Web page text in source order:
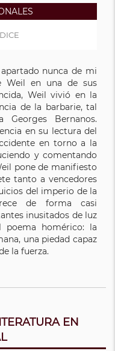
nunca de mi
Weil en una de sus
Weil vivió en la
de la barbarie, tal
Bernanos.
en su lectura del
en torno a la
y comentando
pone de manifiesto
tanto a vencedores
del imperio de la
de forma casi
inusitados de luz
poema homérico: la
una piedad capaz
la fuerza.
EN